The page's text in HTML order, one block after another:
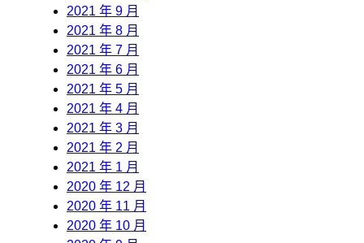
2021 年 9 月
2021 年 8 月
2021 年 7 月
2021 年 6 月
2021 年 5 月
2021 年 4 月
2021 年 3 月
2021 年 2 月
2021 年 1 月
2020 年 12 月
2020 年 11 月
2020 年 10 月